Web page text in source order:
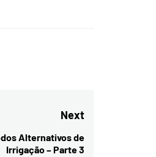
Next
Next
Alternativos de
Irrigação – Parte 3